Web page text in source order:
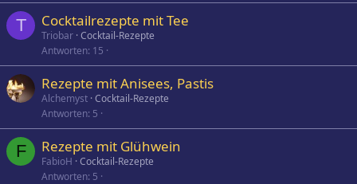
T Cocktailrezepte mit Tee
Triobar Cocktail-Rezepte
Antworten 15
Rezepte mit Anisees, Pastis
Alchemyst Cocktail-Rezepte
Antworten 5
F Rezepte mit Glühwein
FabioH Cocktail-Rezepte
Antworten 5